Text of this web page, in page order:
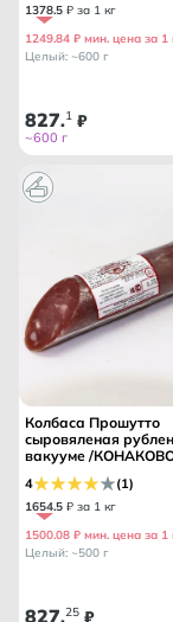
1378.5 ₽ за 1 кг
1249.84 ₽ мин. цена за 1
Целый: ~600 г
827.1 ₽
~600 г
Колбаса Прошутто
сыровяленая рубленная в
вакууме /
4 (1)
1654.5 ₽ за 1 кг
1500.08 ₽ мин. цена за 1
Целый: ~500 г
827.25 ₽